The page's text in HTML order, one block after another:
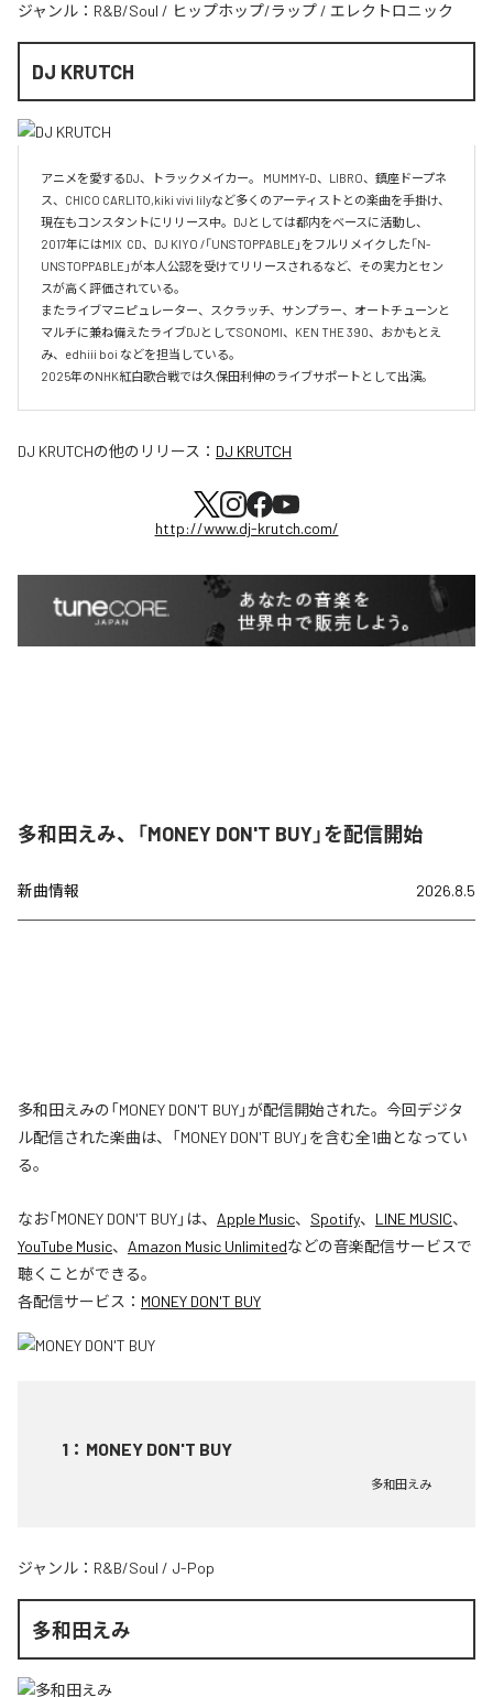
ジャンル： R&B/Soul / ヒップホップ/ラップ / エレクトロニック
DJ KRUTCH
アニメを愛するDJ、トラックメイカー。 MUMMY-D、LIBRO、鎮座ドープネ
ス、CHICO CARLITO,kiki vivi lilyなど多くのアーティストとの楽曲を手掛け、
現在もコンスタントにリリース中。DJとしては都内をベースに活動し、
2017年にはMIX  CD、DJ KIYO /「UNSTOPPABLE」をフルリメイクした「N-
UNSTOPPABLE」が本人公認を受けてリリースされるなど、その実力とセン
スが高く評価されている。
またライブマニピュレーター、スクラッチ、サンプラー、オートチューンと
マルチに兼ね備えたライブDJとしてSONOMI、KEN THE 390、おかもとえ
み、edhiii boi などを担当している。
DJ KRUTCHの他のリリース： DJ KRUTCH
http://www.dj-krutch.com/
多和田えみ、「MONEY DON'T BUY」を配信開始
新曲情報 2026.8.5
多和田えみの「MONEY DON'T BUY」が配信開始された。今回デジタ
ル配信された楽曲は、「MONEY DON'T BUY」を含む全1曲となってい
る。
なお「MONEY DON'T BUY」は、 Apple Music、 Spotify、 LINE MUSIC、
YouTube Music、 Amazon Music Unlimitedなどの音楽配信サービスで
聴くことができる。
各配信サービス： MONEY DON'T BUY
1 ： MONEY DON'T BUY
多和田えみ
ジャンル： R&B/Soul / J-Pop
多和田えみ